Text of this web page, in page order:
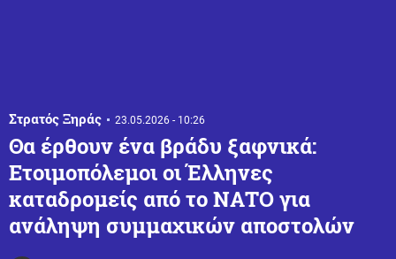
Στρατός Ξηράς 23.05.2026 - 10:26
Θα έρθουν ένα βράδυ ξαφνικά:
Ετοιμοπόλεμοι οι Έλληνες
καταδρομείς από το ΝΑΤΟ για
ανάληψη συμμαχικών αποστολών